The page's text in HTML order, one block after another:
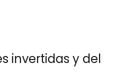
invertidas y del